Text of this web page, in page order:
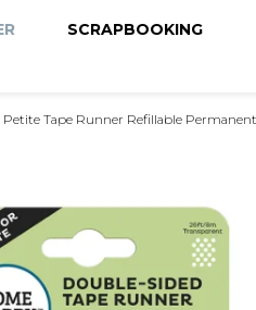
SCRAPBOOKING
Petite Tape Runner Refillable